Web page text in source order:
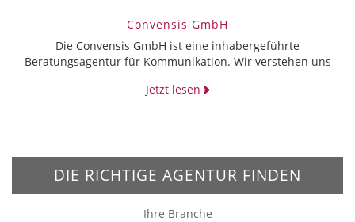
Convensis GmbH
Die Convensis GmbH ist eine inhabergeführte
Beratungsagentur für Kommunikation. Wir verstehen uns
Jetzt lesen
DIE RICHTIGE AGENTUR FINDEN
Ihre Branche